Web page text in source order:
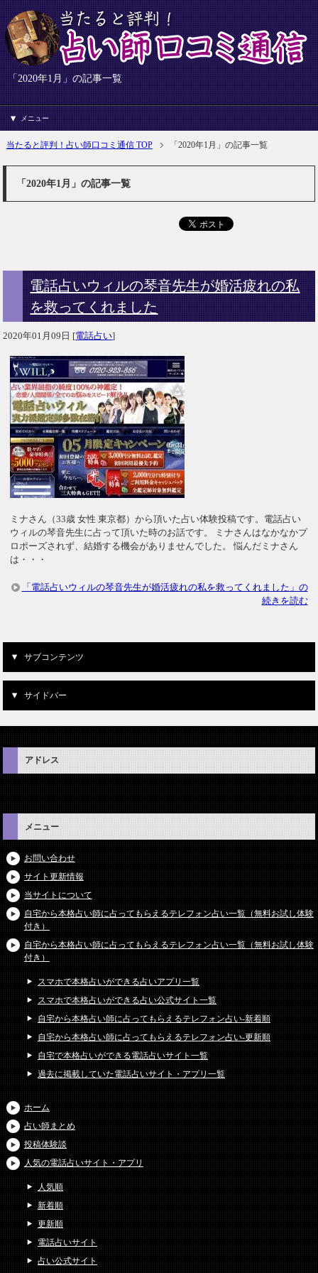
「2020年1月」の記事一覧
メニュー
当たると評判！占い師口コミ通信 TOP 「2020年1月」の記事一覧
「2020年1月」の記事一覧
電話占いウィルの琴音先生が婚活疲れの私
を救ってくれました
2020年01月09日 [電話占い]
ミナさん（33歳 女性 東京都）から頂いた占い体験投稿です。電話占い
ウィルの琴音先生に占って頂いた時のお話です。 ミナさんはなかなかプ
ロポーズされず、結婚する機会がありませんでした。 悩んだミナさん
は・・・
「電話占いウィルの琴音先生が婚活疲れの私を救ってくれました」の
続きを読む
サブコンテンツ
サイドバー
アドレス
メニュー
お問い合わせ
サイト更新情報
当サイトについて
自宅から本格占い師に占ってもらえるテレフォン占い一覧（無料お試し体験
付き）
自宅から本格占い師に占ってもらえるテレフォン占い一覧（無料お試し体験
付き）
スマホで本格占いができる占いアプリ一覧
スマホで本格占いができる占い公式サイト一覧
自宅から本格占い師に占ってもらえるテレフォン占い-新着順
自宅から本格占い師に占ってもらえるテレフォン占い-更新順
自宅で本格占いができる電話占いサイト一覧
過去に掲載していた電話占いサイト・アプリ一覧
ホーム
占い師まとめ
投稿体験談
人気の電話占いサイト・アプリ
人気順
新着順
更新順
電話占いサイト
占い公式サイト